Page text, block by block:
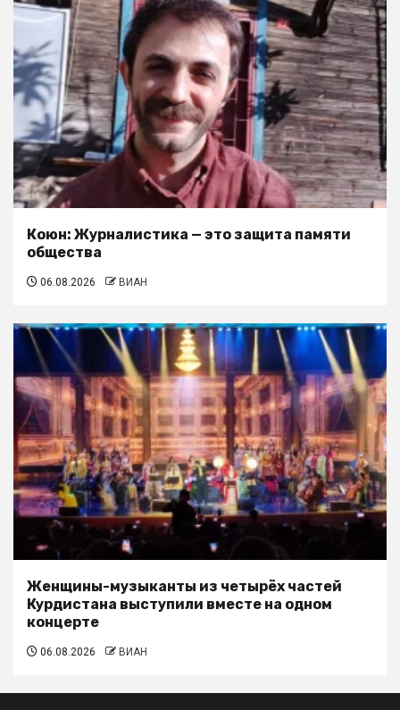
Коюн: Журналистика — это защита памяти
общества
06.08.2026 ВИАН
Женщины-музыканты из четырёх частей
Курдистана выступили вместе на одном
концерте
06.08.2026 ВИАН